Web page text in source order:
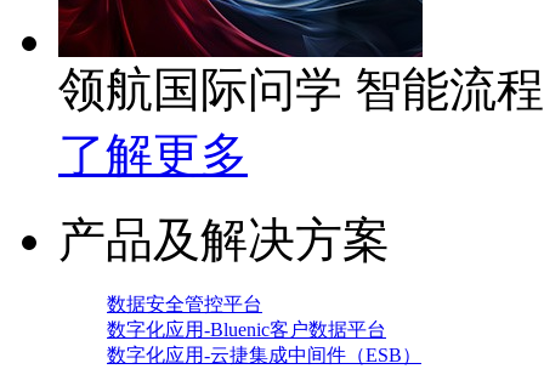
领航国际问学 智能流
了解更多
产品及解决方案
数据安全管控平台
数字化应用-Bluenic客户数据平台
数字化应用-云捷集成中间件（ESB）